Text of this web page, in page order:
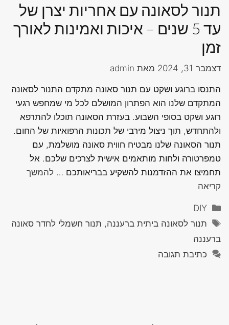
תנור לסאונה עם אחריות יצרן של
עד 5 שנים – איכות ואמינות לאורך
זמן
דצמבר 31, 2024 מאת admin
התנסו ברוגע ושקט עם תנור סאונה מתקדם התנור לסאונה
המתקדם שלנו הוא הפתרון המושלם לכל מי שמחפש רגעי
רוגע ושקט בסופי השבוע. בעזרת הסאונה תוכלו להתרפא
ולהתחדש, תוך ניצול מירבי של תכונות הרפואיות של החום.
תנור הסאונה שלנו מבטיח חווית סאונה מושלמת, עם
טמפרטורה ולחות מותאמים אישית לצרכים שלכם. אל
תחמיצו את ההזדמנות להשקיע בבריאותכם … להמשך
קריאה
קטגוריות
DIY
תגיות
תנור לסאונה ביתית ברעננה, תנור חשמלי לחדר סאונה
ברעננה
כתיבת תגובה